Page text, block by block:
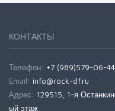
КОНТАКТЫ
Телефон: +7 (989)579-06-44
Email: info@rock-df.ru
Адрес: 129515, 1-я
ый этаж